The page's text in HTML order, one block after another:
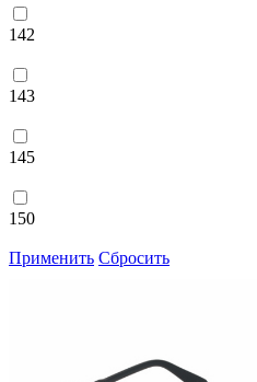
142
143
145
150
Применить Сбросить